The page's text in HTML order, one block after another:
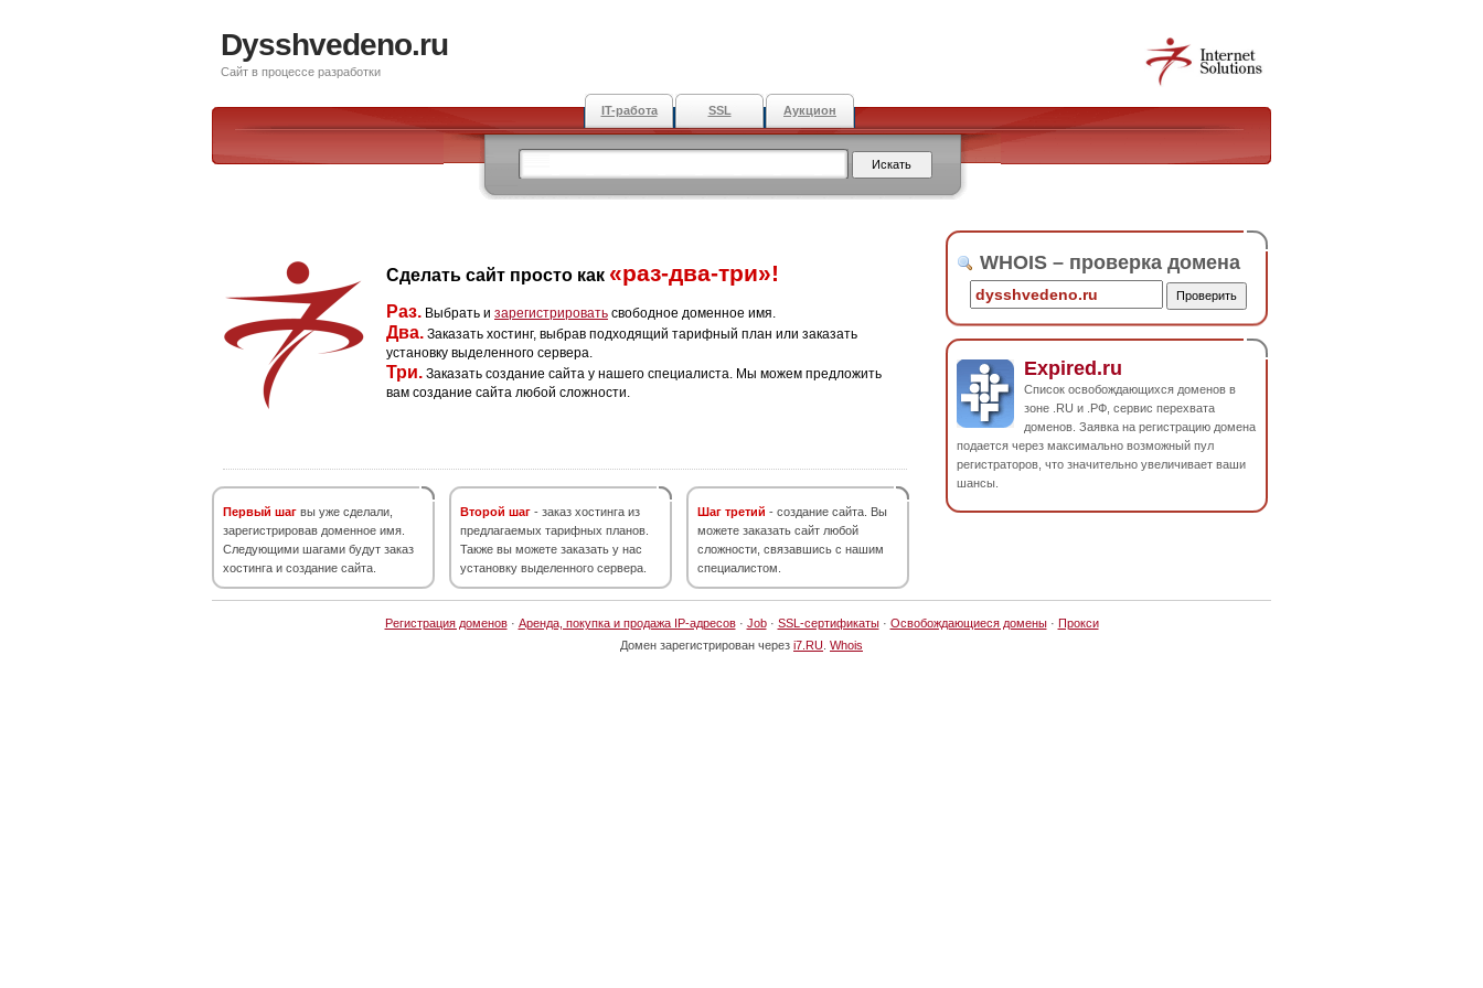
Dysshvedeno.ru
Сайт в процессе разработки
IT-работа SSL Аукцион
Сделать сайт просто как «раз-два-три»!
Раз. Выбрать и зарегистрировать свободное доменное имя.
Два. Заказать хостинг, выбрав подходящий тарифный план или заказать
установку выделенного сервера.
Три. Заказать создание сайта у нашего специалиста. Мы можем предложить
вам создание сайта любой сложности.
Первый шаг вы уже сделали,
зарегистрировав доменное имя.
Следующими шагами будут заказ
хостинга и создание сайта.
Второй шаг - заказ хостинга из
предлагаемых тарифных планов.
Также вы можете заказать у нас
установку выделенного сервера.
Шаг третий - создание сайта. Вы
можете заказать сайт любой
сложности, связавшись с нашим
специалистом.
WHOIS – проверка домена
Expired.ru
Список освобождающихся доменов в
зоне .RU и .РФ, сервис перехвата
доменов. Заявка на регистрацию домена
подается через максимально возможный пул
регистраторов, что значительно увеличивает ваши
шансы.
Регистрация доменов· Аренда, покупка и продажа IP-адресов· Job· SSL-сертификаты· Освобождающиеся домены· Прокси
Домен зарегистрирован через i7.RU Whois